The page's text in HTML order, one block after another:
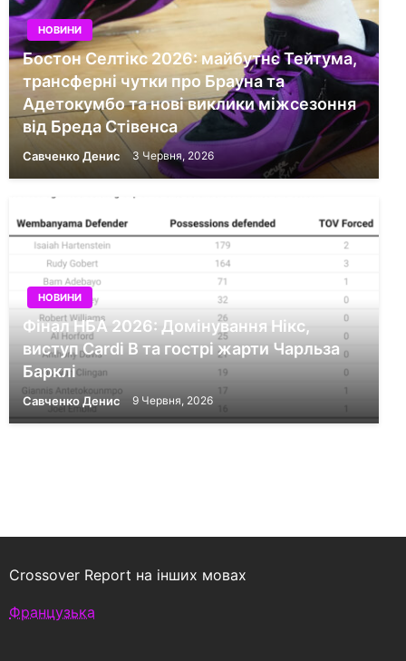
НОВИНИ
Бостон Селтікс 2026: майбутнє Тейтума,
трансферні чутки про Брауна та
Адетокумбо та нові виклики міжсезоння
від Бреда Стівенса
Савченко Денис 3 Червня, 2026
НОВИНИ
Фінал НБА 2026: Домінування Нікс,
виступ Cardi B та гострі жарти Чарльза
Барклі
Савченко Денис 9 Червня, 2026
Crossover Report на інших мовах
Французька